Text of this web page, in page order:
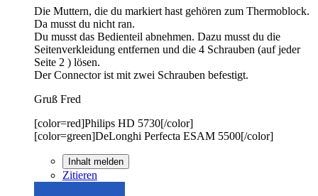
Die Muttern, die du markiert hast gehören zum Thermoblock.
Da musst du nicht ran.
Du musst das Bedienteil abnehmen. Dazu musst du die
Seitenverkleidung entfernen und die 4 Schrauben (auf jeder
Seite 2 ) lösen.
Der Connector ist mit zwei Schrauben befestigt.
Gruß Fred
[color=red]Philips HD 5730[/color]
[color=green]DeLonghi Perfecta ESAM 5500[/color]
Inhalt melden
Zitieren